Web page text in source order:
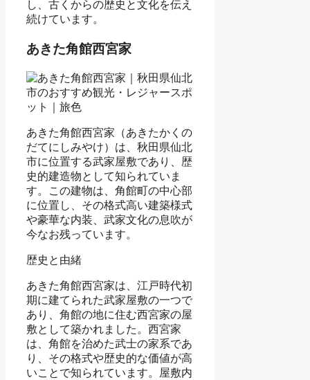
し、古くからの歴史と文化を伝え
続けています。
あきた角館西宮家
あきた角館西宮家（あきたかくの
だてにしみやけ）は、秋田県仙北
市に位置する武家屋敷であり、歴
史的建造物として知られていま
す。この建物は、角館町の中心部
に位置し、その格式高い建築様式
や豪華な内装、武家文化の息吹が
今なお残っています。
歴史と由緒
あきた角館西宮家は、江戸時代初
期に建てられた武家屋敷の一つで
あり、角館の地に住む西宮家の屋
敷として築かれました。西宮家
は、角館を治めた武士の家系であ
り、その格式や歴史的な価値が高
いことで知られています。屋敷内